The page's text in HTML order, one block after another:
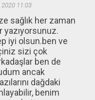
2020 11:03
sağlık her zaman
yazıyorsunuz.
iyi olsun.ben ve
sizi çok
ben de
ancak
dağdaki
benim